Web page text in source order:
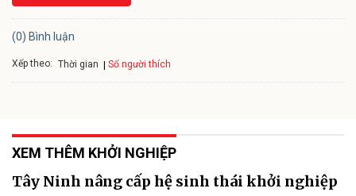
(0) Bình luận
Xếp theo: Thời gian Số người thích
XEM THÊM KHỞI NGHIỆP
Tây Ninh nâng cấp hệ sinh thái khởi nghiệp